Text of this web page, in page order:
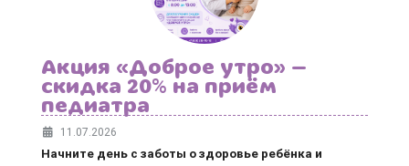
Акция «Доброе утро» —
скидка 20% на приём
педиатра
11.07.2026
Начните день с заботы о здоровье ребёнка и